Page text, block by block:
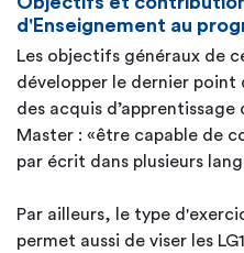
d'Enseignement au
Les objectifs généraux de
développer le dernier point
des acquis
Master : «être capable de
par écrit dans plusieurs
Par ailleurs, le type
permet aussi de viser les